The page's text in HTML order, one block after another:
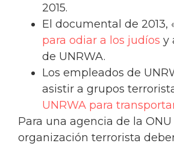
2015.
El documental de 2013,
para odiar a los judíos y
de UNRWA.
Los empleados de
asistir a grupos
UNRWA para
Para una agencia de la
organización terrorista